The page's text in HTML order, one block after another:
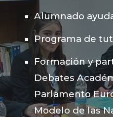
Alumnado
Programa de
Formación y
Debates
Parlamento
Modelo de las